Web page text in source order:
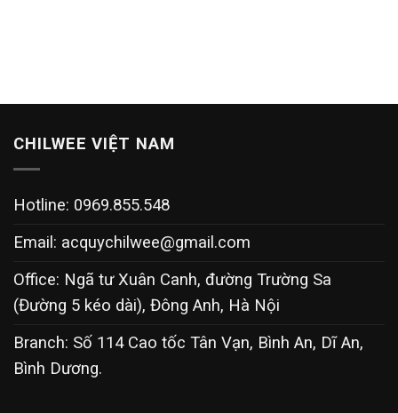
CHILWEE VIỆT NAM
Hotline: 0969.855.548
Email: acquychilwee@gmail.com
Office: Ngã tư Xuân Canh, đường Trường Sa
(Đường 5 kéo dài), Đông Anh, Hà Nội
Branch: Số 114 Cao tốc Tân Vạn, Bình An, Dĩ An,
Bình Dương.